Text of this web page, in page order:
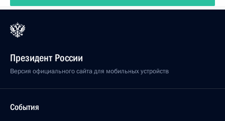
Президент России
Версия официального сайта для мобильных устройств
События